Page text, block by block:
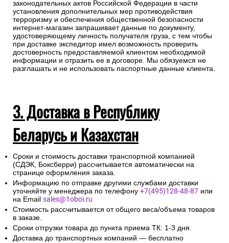
законодательных актов Российской Федерации в части
установления дополнительных мер противодействия
терроризму и обеспечения общественной безопасности
интернет-магазин запрашивает данные по документу,
удостоверяющему личность получателя груза, с тем чтобы
при доставке экспедитор имел возможность проверить
достоверность предоставляемой клиентом необходимой
информации и отразить ее в договоре. Мы обязуемся не
разглашать и не использовать паспортные данные клиента.
3. Доставка в Республику
Беларусь и Казахстан
Сроки и стоимость доставки транспортной компанией
(СДЭК, Боксберри) рассчитывается автоматически на
странице оформления заказа.
Информацию по отправке другими службами доставки
уточняйте у менеджера по телефону +7(495)128-48-87 или
на Email sales@1oboi.ru
Стоимость рассчитывается от общего веса/объема товаров
в заказе.
Сроки отгрузки товара до пункта приема ТК: 1-3 дня.
Доставка до транспортных компаний — бесплатно